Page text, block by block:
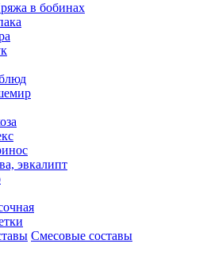
в бобинах
эвкалипт
Смесовые составы